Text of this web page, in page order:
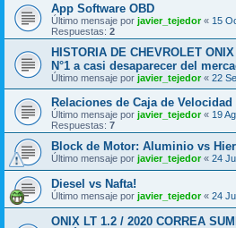
App Software OBD
Último mensaje por javier_tejedor« 15
Respuestas: 2
HISTORIA DE CHEVROLET
N°1 a casi desaparecer del
Último mensaje por javier_tejedor« 22
Relaciones de Caja de Velocidad
Último mensaje por javier_tejedor« 19
Respuestas: 7
Block de Motor: Aluminio vs
Último mensaje por javier_tejedor« 24
Diesel vs Nafta!
Último mensaje por javier_tejedor« 24
ONIX LT 1.2 / 2020 CORREA